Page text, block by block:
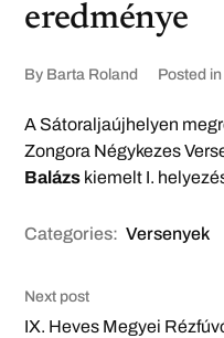
eredménye
By Barta Roland Posted in
A Sátoraljaújhelyen
Zongora Négykezes
Balázs kiemelt I.
Categories: Versenyek
Next post
IX. Heves Megyei